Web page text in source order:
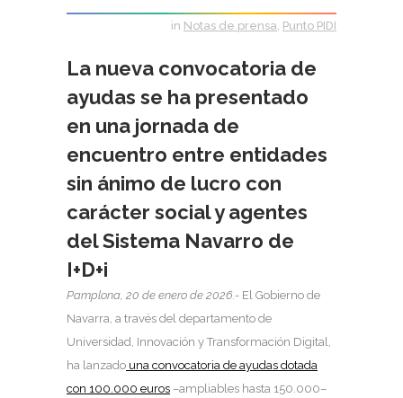
in Notas de prensa, Punto PIDI
La nueva convocatoria de
ayudas se ha presentado
en una jornada de
encuentro entre entidades
sin ánimo de lucro con
carácter social y agentes
del Sistema Navarro de
I+D+i
Pamplona, 20 de enero de 2026.- El Gobierno de
Navarra, a través del departamento de
Universidad, Innovación y Transformación Digital,
ha lanzado una convocatoria de ayudas dotada
con 100.000 euros –ampliables hasta 150.000–